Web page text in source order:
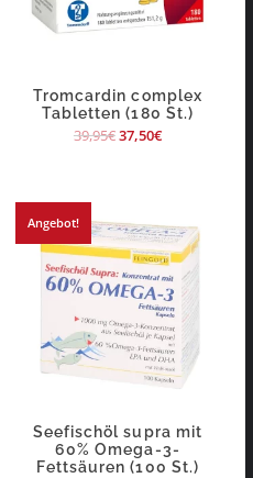
Tromcardin complex
Tabletten (180 St.)
39,95€37,50€
Angebot!
Seefischöl supra mit
60% Omega-3-
Fettsäuren (100 St.)